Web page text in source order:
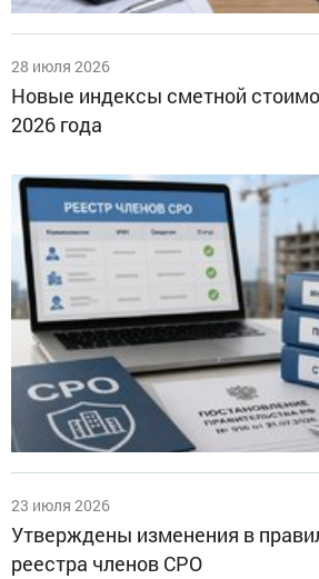
28 июля 2026
Новые индексы сметной
2026 года
23 июля 2026
Утверждены изменения в
реестра членов СРО